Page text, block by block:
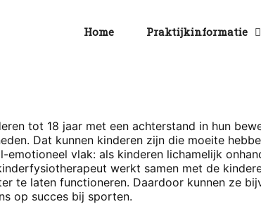
Home Praktijkinformatie
tot 18 jaar met een achterstand in hun
Dat kunnen kinderen zijn die moeite
vlak: als kinderen lichamelijk
werkt samen met de
te laten functioneren. Daardoor kunnen ze
op succes bij sporten.